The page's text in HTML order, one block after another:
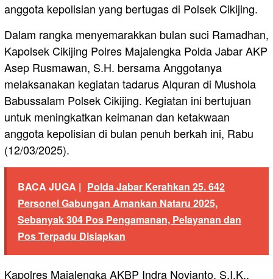
anggota kepolisian yang bertugas di Polsek Cikijing.
Dalam rangka menyemarakkan bulan suci Ramadhan,
Kapolsek Cikijing Polres Majalengka Polda Jabar AKP
Asep Rusmawan, S.H. bersama Anggotanya
melaksanakan kegiatan tadarus Alquran di Mushola
Babussalam Polsek Cikijing. Kegiatan ini bertujuan
untuk meningkatkan keimanan dan ketakwaan
anggota kepolisian di bulan penuh berkah ini, Rabu
(12/03/2025).
BACA JUGA | Polda Jabar Kerahkan 25. 642
Personel Gabungan Amankan Nataru 2025,
Sebanyak 304 Pos Pengamanan, Pelayanan dan
Pos Terpadu Disiapkan
Kapolres Majalengka AKBP Indra Novianto, S.I.K.,